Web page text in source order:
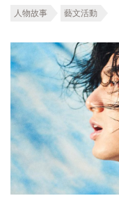
人物故事 藝文活動